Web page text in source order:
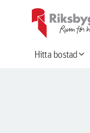
Hitta bostadexpand_more